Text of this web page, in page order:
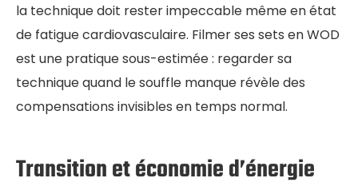
la technique doit rester impeccable même en état
de fatigue cardiovasculaire. Filmer ses sets en WOD
est une pratique sous-estimée : regarder sa
technique quand le souffle manque révèle des
compensations invisibles en temps normal.
Transition et économie d’énergie